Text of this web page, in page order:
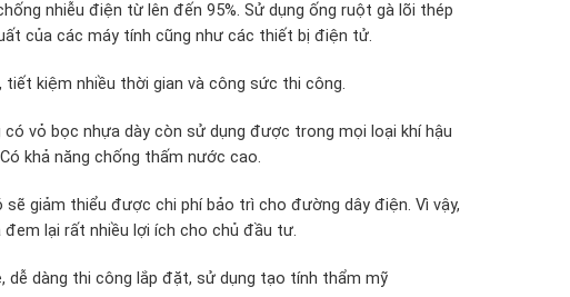
nhiễu điện từ lên đến 95%. Sử dụng ống ruột gà lõi thép
của các máy tính cũng như các thiết bị điện tử.
kiệm nhiều thời gian và công sức thi công.
vỏ bọc nhựa dày còn sử dụng được trong mọi loại khí hậu
khả năng chống thấm nước cao.
giảm thiểu được chi phí bảo trì cho đường dây điện. Vì vậy,
lại rất nhiều lợi ích cho chủ đầu tư.
dàng thi công lắp đặt, sử dụng tạo tính thẩm mỹ